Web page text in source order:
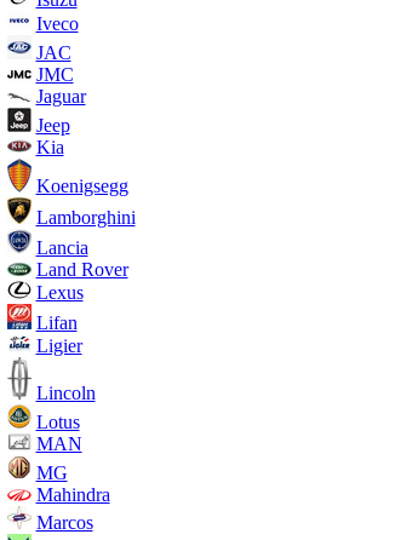
Iveco
JAC
JMC
Jaguar
Jeep
Kia
Koenigsegg
Lamborghini
Lancia
Land Rover
Lexus
Lifan
Ligier
Lincoln
Lotus
MAN
MG
Mahindra
Marcos